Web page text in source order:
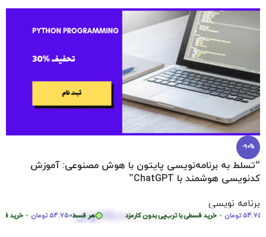
هر قسط54.750تومان • خرید قسطی تومان • خرید قسطی با ترب‌پی بدون کارمزد
-90%
“تسلط به برنامه‌نویسی پایتون با هوش مصنوعی: آموزش
کدنویسی هوشمند با ChatGPT”
برنامه نویسی
2.290.000 تومان 219.000 تومان